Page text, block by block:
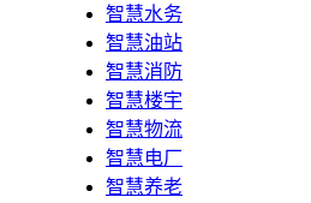
智慧水务
智慧油站
智慧消防
智慧楼宇
智慧物流
智慧电厂
智慧养老